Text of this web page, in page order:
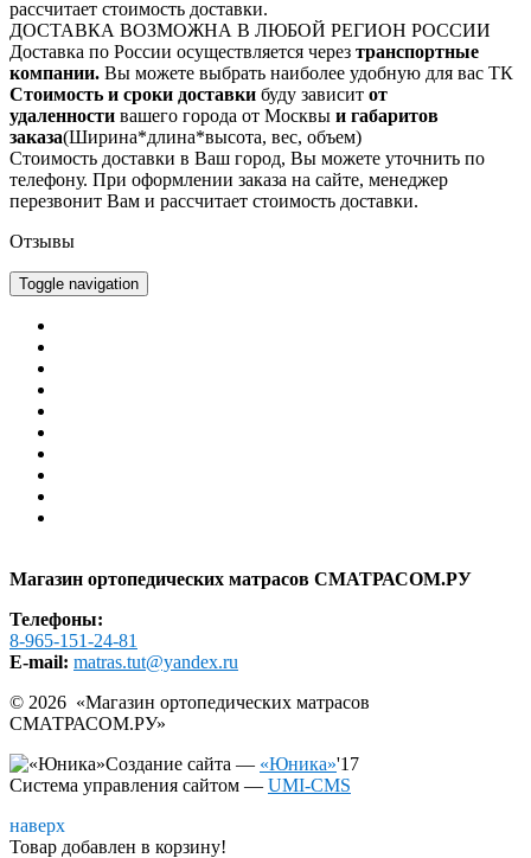
рассчитает стоимость доставки.
ДОСТАВКА ВОЗМОЖНА В ЛЮБОЙ РЕГИОН РОССИИ
Доставка по России осуществляется через транспортные
компании. Вы можете выбрать наиболее удобную для вас ТК
Стоимость и сроки доставки буду зависит от
удаленности вашего города от Москвы и габаритов
заказа(Ширина*длина*высота, вес, объем)
Стоимость доставки в Ваш город, Вы можете уточнить по
телефону. При оформлении заказа на сайте, менеджер
перезвонит Вам и рассчитает стоимость доставки.
Отзывы
Toggle navigation
Магазин ортопедических матрасов СМАТРАСОМ.РУ
Телефоны:
8-965-151-24-81
E-mail: matras.tut@yandex.ru
© 2026 «Магазин ортопедических матрасов
СМАТРАСОМ.РУ»
Создание сайта — «Юника»'17
Система управления сайтом — UMI-CMS
наверх
Товар добавлен в корзину!